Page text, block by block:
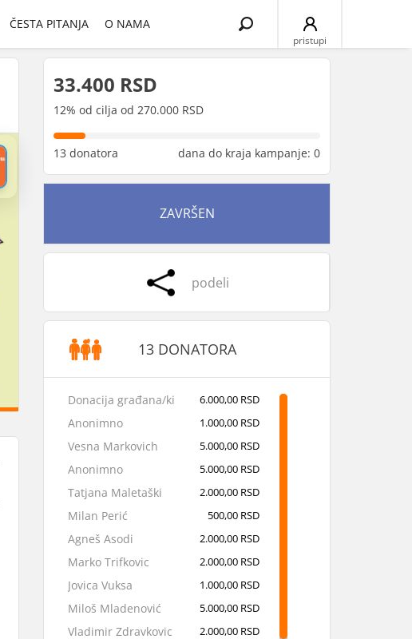
ČESTA PITANJA O NAMA
pristupi
Search
for:
33.400 RSD
12% od cilja od 270.000 RSD
13 donatora dana do kraja kampanje: 0
ZAVRŠEN
podeli
13 DONATORA
Donacija građana/ki 6.000,00 RSD
Anonimno 1.000,00 RSD
Vesna Markovich 5.000,00 RSD
Anonimno 5.000,00 RSD
Tatjana Maletaški 2.000,00 RSD
Milan Perić 500,00 RSD
Agneš Asodi 2.000,00 RSD
Marko Trifkovic 2.000,00 RSD
Jovica Vuksa 1.000,00 RSD
Miloš Mladenović 5.000,00 RSD
Vladimir Zdravkovic 2.000,00 RSD